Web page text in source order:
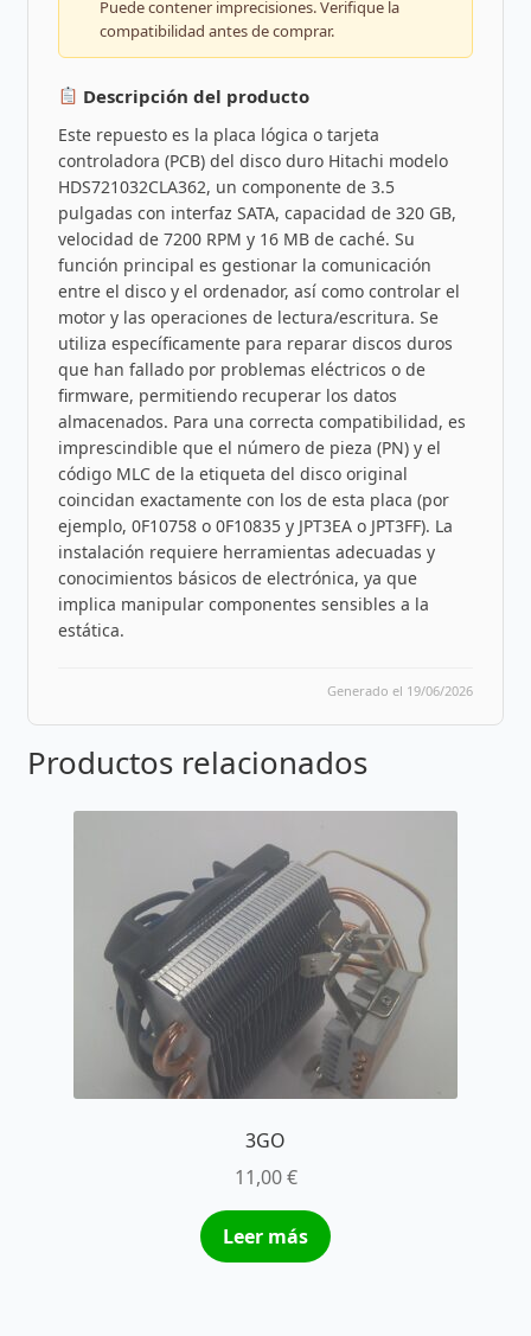
Puede contener imprecisiones. Verifique la
compatibilidad antes de comprar.
Descripción del producto
Este repuesto es la placa lógica o tarjeta
controladora (PCB) del disco duro Hitachi modelo
HDS721032CLA362, un componente de 3.5
pulgadas con interfaz SATA, capacidad de 320 GB,
velocidad de 7200 RPM y 16 MB de caché. Su
función principal es gestionar la comunicación
entre el disco y el ordenador, así como controlar el
motor y las operaciones de lectura/escritura. Se
utiliza específicamente para reparar discos duros
que han fallado por problemas eléctricos o de
firmware, permitiendo recuperar los datos
almacenados. Para una correcta compatibilidad, es
imprescindible que el número de pieza (PN) y el
código MLC de la etiqueta del disco original
coincidan exactamente con los de esta placa (por
ejemplo, 0F10758 o 0F10835 y JPT3EA o JPT3FF). La
instalación requiere herramientas adecuadas y
conocimientos básicos de electrónica, ya que
implica manipular componentes sensibles a la
estática.
Generado el 19/06/2026
Productos relacionados
3GO
11,00€
Leer más